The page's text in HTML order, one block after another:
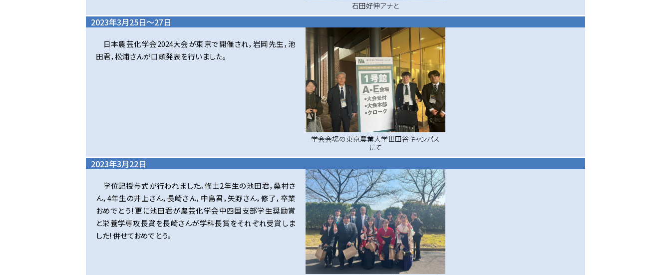
石田好伸アナと
2023年3月25日～27日
日本農芸化学会2024大会が東京で開催され，岩岡先生，池
田君，松浦さんが口頭発表を行いました。
学会会場の東京農業大学世田谷キャンパス
にて
2023年3月22日
学位記授与式が行われました。修士2年生の池田君，桑村さ
ん，4年生の井上さん，長崎さん，中島君，矢野さん，修了，卒業
おめでとう! 更に池田君が農芸化学会中四国支部学生奨励賞
と栄養学専攻長賞を長崎さんが学科長賞をそれぞれ受賞しま
した! 併せておめでとう。